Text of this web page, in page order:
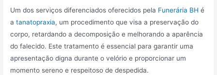
Um dos serviços diferenciados oferecidos pela Funerária BH é
atanatopraxia, um procedimento que visa a preservação do
corpo, retardando a decomposição e melhorando a aparência
do falecido. Este tratamento é essencial para garantir uma
apresentação digna durante o velório e proporcionar um
momento sereno e respeitoso de despedida.